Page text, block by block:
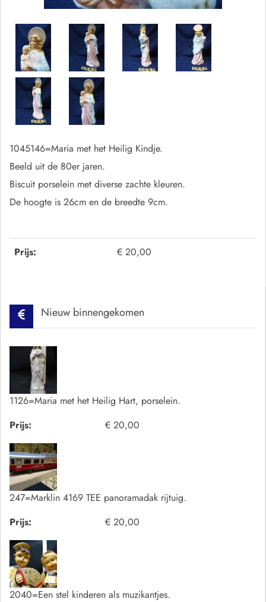
Prijs: € 20,00
1045146=Maria met het Heilig Kindje.
Beeld uit de 80er jaren.
Biscuit porselein met diverse zachte kleuren.
De hoogte is 26cm en de breedte 9cm.
Nieuw binnengekomen
1126=Maria met het Heilig Hart, porselein.
Prijs:
€ 20,00
247=Marklin 4169 TEE panoramadak rijtuig.
Prijs:
€ 20,00
2040=Een stel kinderen als muzikantjes.